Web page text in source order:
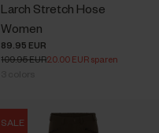
Larch Stretch Hose
Women
89.95 EUR
109.95 EUR20.00 EUR sparen
SALE